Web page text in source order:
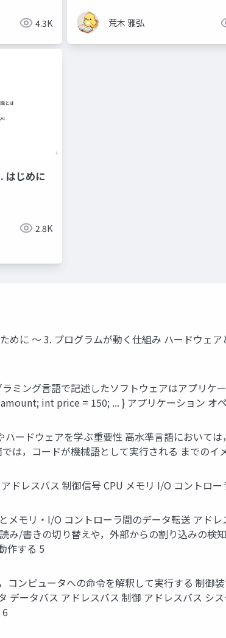
4.3K 荒木 雅弘
はじめに
2.8K
めに ～ 3. プログラムが動く仕組み ハードウェ
ミング言語で記述したソフトウェアはアプリケ
int price = 150; ... } アプリケーション オ
ードウェアを学ぶ重要性 高水準言語において
は，コードが機械語として実行される までのイ
ドレスバス 制御信号 CPU メモリ I/O コントロー
メモリ・I/O コントローラ間のデータ転送 アド
み/書きの切り替えや，外部からの割り込みの検
作する 5
コンピュータへの命令を解釈して実行する 制御
データバス アドレスバス 制御 アドレスバス シ
6